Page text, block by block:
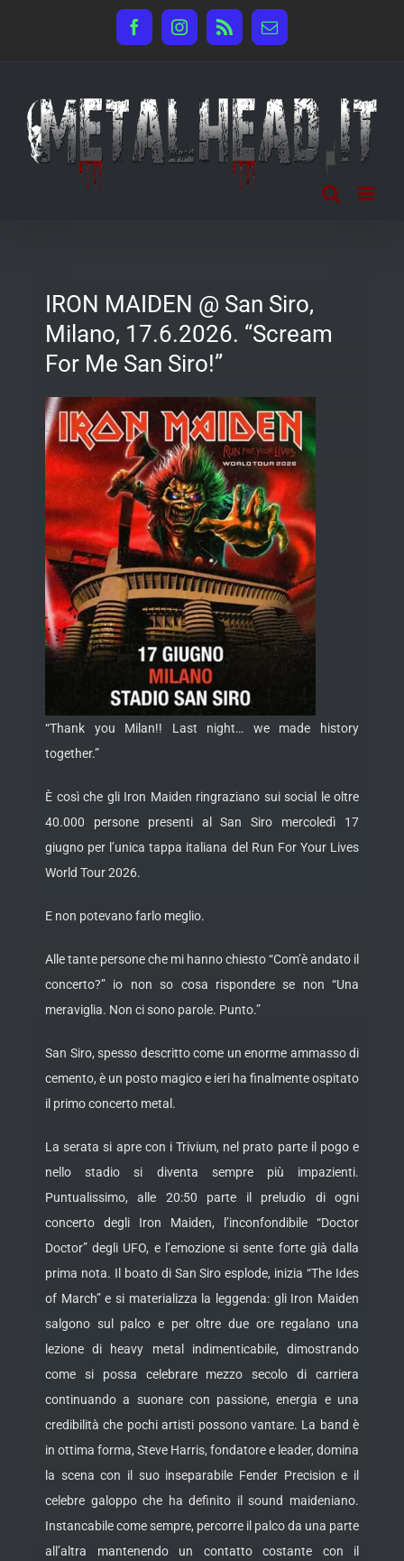
FacebookInstagram
Rss Email
IRON MAIDEN @ San Siro,
Milano, 17.6.2026. “Scream
For Me San Siro!”
“Thank you Milan!! Last night… we made history
together.”
È così che gli Iron Maiden ringraziano sui social le oltre
40.000 persone presenti al San Siro mercoledì 17
giugno per l’unica tappa italiana del Run For Your Lives
World Tour 2026.
E non potevano farlo meglio.
Alle tante persone che mi hanno chiesto “Com’è andato il
concerto?” io non so cosa rispondere se non “Una
meraviglia. Non ci sono parole. Punto.”
San Siro, spesso descritto come un enorme ammasso di
cemento, è un posto magico e ieri ha finalmente ospitato
il primo concerto metal.
La serata si apre con i Trivium, nel prato parte il pogo e
nello stadio si diventa sempre più impazienti.
Puntualissimo, alle 20:50 parte il preludio di ogni
concerto degli Iron Maiden, l’inconfondibile “Doctor
Doctor” degli UFO, e l’emozione si sente forte già dalla
prima nota. Il boato di San Siro esplode, inizia “The Ides
of March” e si materializza la leggenda: gli Iron Maiden
salgono sul palco e per oltre due ore regalano una
lezione di heavy metal indimenticabile, dimostrando
come si possa celebrare mezzo secolo di carriera
continuando a suonare con passione, energia e una
credibilità che pochi artisti possono vantare. La band è
in ottima forma, Steve Harris, fondatore e leader, domina
la scena con il suo inseparabile Fender Precision e il
celebre galoppo che ha definito il sound maideniano.
Instancabile come sempre, percorre il palco da una parte
all’altra mantenendo un contatto costante con il